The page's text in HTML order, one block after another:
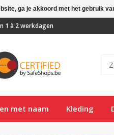
1 à 2 werkdagen
met naam Kleding
ga je akkoord met het gebruik